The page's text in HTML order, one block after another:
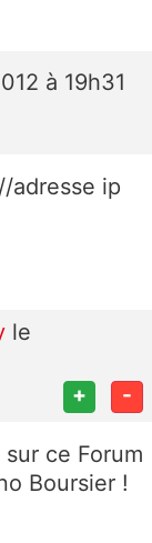
à 19h31
adresse ip
le
+ -
ce Forum
Boursier !